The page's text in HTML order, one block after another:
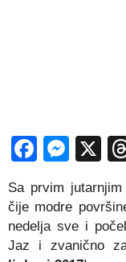
X
Sa prvim
čije modre
nedelja sve i
Jaz i zvanično